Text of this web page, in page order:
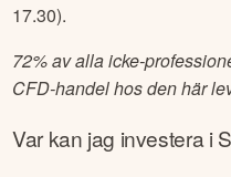
17.30).
72% av alla icke-
CFD-handel hos den här
Var kan jag investera i